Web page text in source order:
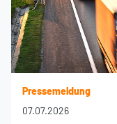
Pressemeldung
07.07.2026